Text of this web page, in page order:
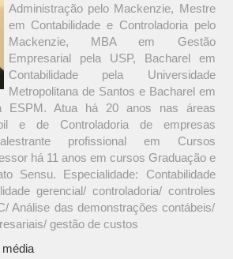
Administração pelo Mackenzie, Mestre
em Contabilidade e Controladoria pelo
Mackenzie, MBA em Gestão
Empresarial pela USP, Bacharel em
Contabilidade pela Universidade
Metropolitana de Santos e Bacharel em
ESPM. Atua há 20 anos nas áreas
e de Controladoria de empresas
profissional em Cursos
há 11 anos em cursos Graduação e
Sensu. Especialidade: Contabilidade
gerencial/ controladoria/ controles
Análise das demonstrações contábeis/
gestão de custos